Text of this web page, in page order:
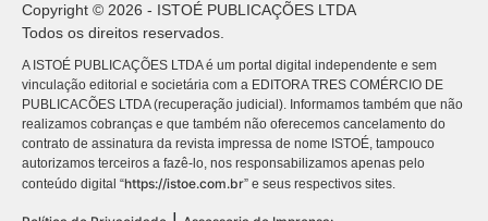
Copyright © 2026 - ISTOÉ PUBLICAÇÕES LTDA
Todos os direitos reservados.
A ISTOÉ PUBLICAÇÕES LTDA é um portal digital independente e sem
vinculação editorial e societária com a EDITORA TRES COMÉRCIO DE
PUBLICACÕES LTDA (recuperação judicial). Informamos também que não
realizamos cobranças e que também não oferecemos cancelamento do
contrato de assinatura da revista impressa de nome ISTOÉ, tampouco
autorizamos terceiros a fazê-lo, nos responsabilizamos apenas pelo
conteúdo digital “https://istoe.com.br” e seus respectivos sites.